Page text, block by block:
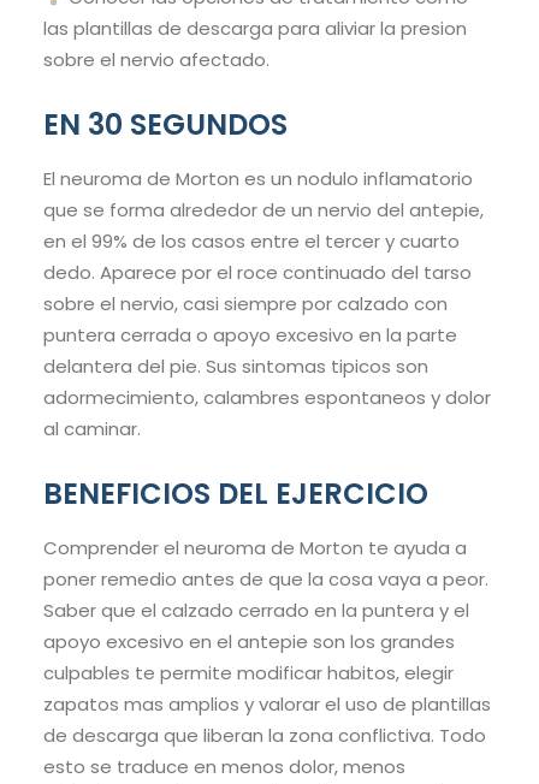
las plantillas de descarga para aliviar la presion
sobre el nervio afectado.
EN 30 SEGUNDOS
El neuroma de Morton es un nodulo inflamatorio
que se forma alrededor de un nervio del antepie,
en el 99% de los casos entre el tercer y cuarto
dedo. Aparece por el roce continuado del tarso
sobre el nervio, casi siempre por calzado con
puntera cerrada o apoyo excesivo en la parte
delantera del pie. Sus sintomas tipicos son
adormecimiento, calambres espontaneos y dolor
al caminar.
BENEFICIOS DEL EJERCICIO
Comprender el neuroma de Morton te ayuda a
poner remedio antes de que la cosa vaya a peor.
Saber que el calzado cerrado en la puntera y el
apoyo excesivo en el antepie son los grandes
culpables te permite modificar habitos, elegir
zapatos mas amplios y valorar el uso de plantillas
de descarga que liberan la zona conflictiva. Todo
esto se traduce en menos dolor, menos